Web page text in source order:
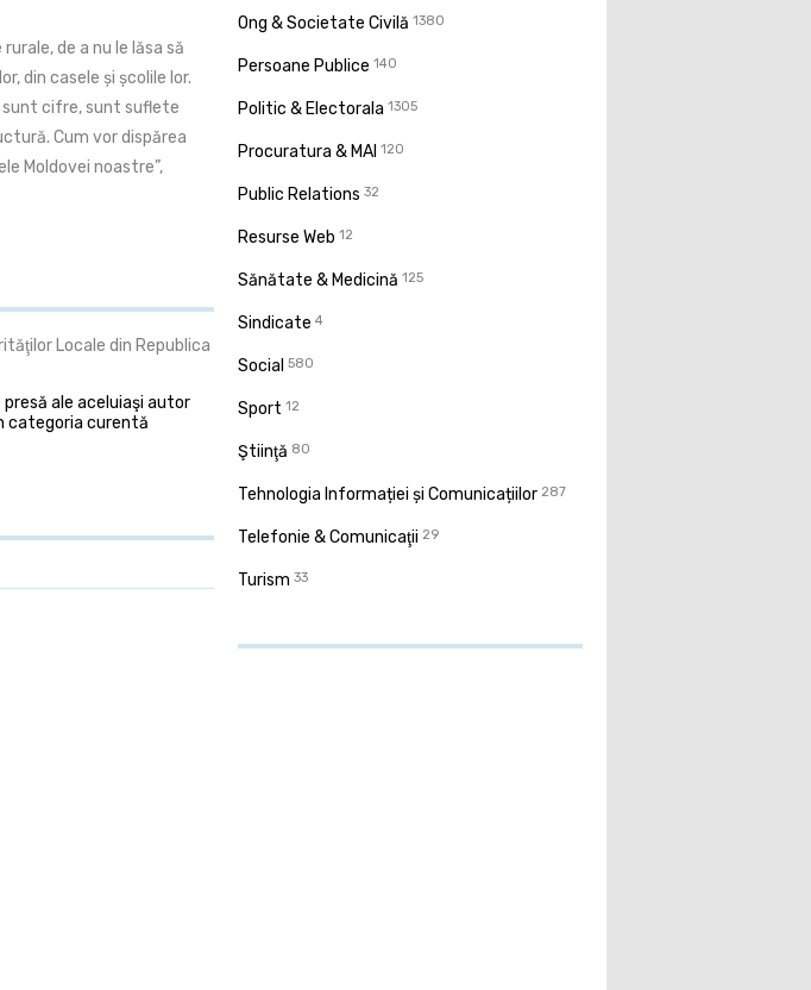
de a nu le lăsa să
din casele și școlile lor.
cifre, sunt suflete
Cum vor dispărea
Moldovei noastre”,
Locale din Republica
ale aceluiaşi autor
categoria curentă
Ong & Societate Civilă 1380
Persoane Publice 140
Politic & Electorala 1305
Procuratura & MAI 120
Public Relations 32
Resurse Web 12
Sănătate & Medicină 125
Sindicate 4
Social 580
Sport 12
Ştiinţă 80
Tehnologia Informației și Comunicațiilor 287
Telefonie & Comunicaţii 29
Turism 33